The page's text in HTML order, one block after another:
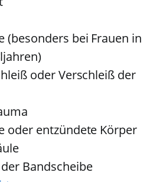
(besonders bei Frauen in
oder Verschleiß der
oder entzündete Körper
Bandscheibe